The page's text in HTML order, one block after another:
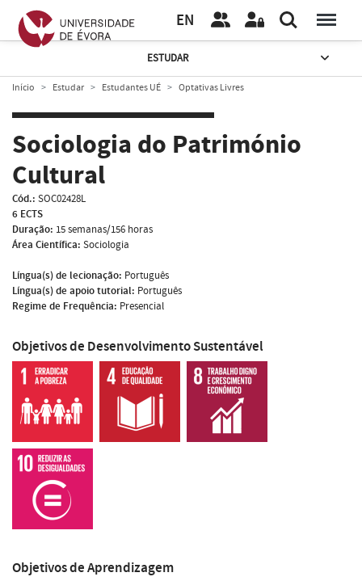
EN
ESTUDAR
Início Estudar Estudantes UÉ Optativas Livres
Sociologia do Património
Cultural
Cód.: SOC02428L
6 ECTS
Duração: 15 semanas/156 horas
Área Científica: Sociologia
Língua(s) de lecionação: Português
Língua(s) de apoio tutorial: Português
Regime de Frequência: Presencial
Objetivos de Desenvolvimento Sustentável
Objetivos de Aprendizagem